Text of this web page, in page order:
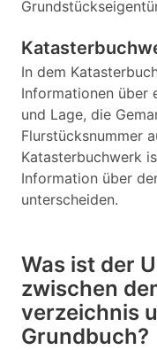
In dem
Informationen über
und Lage, die
Flurstücksnummer
Katasterbuchwerk
Information über
unterscheiden.
Was ist der
zwischen
verzeichnis
Grundbuch?